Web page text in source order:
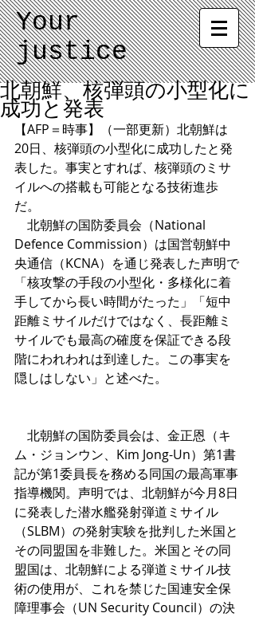
Your
justice
北朝鮮、核弾頭の小型化に
成功と発表
【AFP＝時事】（一部更新）北朝鮮は
20日、核弾頭の小型化に成功したと発
表した。事実とすれば、核弾頭のミサ
イルへの搭載も可能となる技術進歩
だ。
北朝鮮の国防委員会（National
Defence Commission）は国営朝鮮中
央通信（KCNA）を通じ発表した声明で
「核攻撃の手段の小型化・多様化に着
手してから長い時間がたった」「短中
距離ミサイルだけではなく、長距離ミ
サイルでも最高の確度を保証できる段
階にわれわれは到達した。この事実を
隠しはしない」と述べた。
北朝鮮の国防委員会は、金正恩（キ
ム・ジョンウン、Kim Jong-Un）第1書
記が第1委員長を務める同国の最高軍事
指導機関。声明では、北朝鮮が今月8日
に発表した潜水艦発射弾道ミサイル
（SLBM）の発射実験を批判した米国と
その同盟国を非難した。米国とその同
盟国は、北朝鮮による弾道ミサイル技
術の使用が、これを禁じた国連安全保
障理事会（UN Security Council）の決